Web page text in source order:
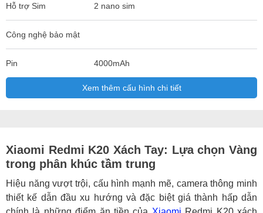
Hỗ trợ Sim 2 nano sim
Công nghệ bảo mật
Pin 4000mAh
Xem thêm cấu hình chi tiết
Xiaomi Redmi K20 Xách Tay: Lựa chọn Vàng
trong phân khúc tầm trung
Hiệu năng vượt trội, cấu hình mạnh mẽ, camera thông minh
thiết kế dẫn đầu xu hướng và đặc biệt giá thành hấp dẫn